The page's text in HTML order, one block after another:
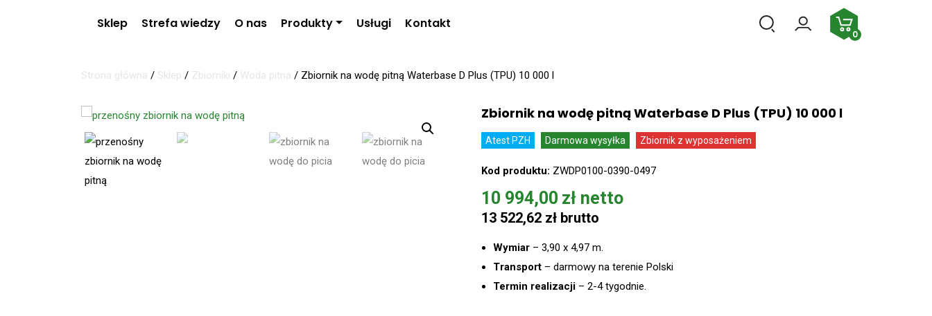
Sklep Strefa wiedzy O nas Produkty Usługi Kontakt
0
Strona główna / Sklep / Zbiorniki / Woda pitna / Zbiornik na wodę pitną Waterbase D Plus (TPU) 10 000 l
Zbiornik na wodę pitną Waterbase D Plus (TPU) 10 000 l
Atest PZH Darmowa wysyłka Zbiornik z wyposażeniem
Kod produktu: ZWDP0100-0390-0497
10 994,00 zł
13 522,62 zł
Wymiar – 3,90 x 4,97 m.
Transport – darmowy na terenie Polski
Termin realizacji –2-4 tygodnie.